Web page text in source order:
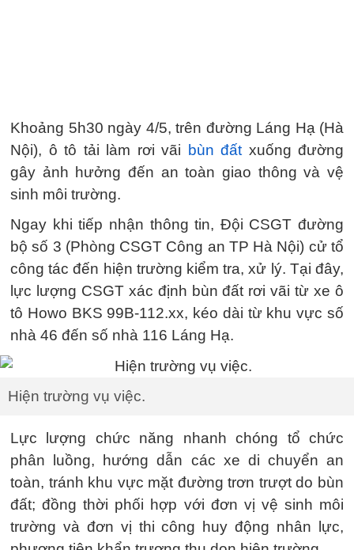
Khoảng 5h30 ngày 4/5, trên đường Láng Hạ (Hà
Nội), ô tô tải làm rơi vãi
bùn đất xuống đường
gây ảnh hưởng đến an toàn giao thông và vệ
sinh môi trường.
Ngay khi tiếp nhận thông tin, Đội CSGT đường
bộ số 3 (Phòng CSGT Công an TP Hà Nội) cử tổ
công tác đến hiện trường kiểm tra, xử lý. Tại đây,
lực lượng CSGT xác định bùn đất rơi vãi từ xe ô
tô Howo BKS 99B-112.xx, kéo dài từ khu vực số
nhà 46 đến số nhà 116 Láng Hạ.
Hiện trường vụ việc.
Lực lượng chức năng nhanh chóng tổ chức
phân luồng, hướng dẫn các xe di chuyển an
toàn, tránh khu vực mặt đường trơn trượt do bùn
đất; đồng thời phối hợp với đơn vị vệ sinh môi
trường và đơn vị thi công huy động nhân lực,